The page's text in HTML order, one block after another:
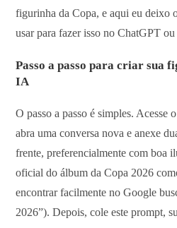
figurinha da Copa, e aqui eu deixo
usar para fazer isso no ChatGPT
Passo a passo para criar sua
IA
O passo a passo é simples. Acesse
abra uma conversa nova e anexe
frente, preferencialmente com boa
oficial do álbum da Copa 2026
encontrar facilmente no Google
2026”). Depois, cole este prompt,